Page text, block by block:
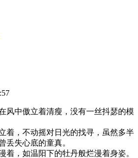
风中傲立着清瘦，没有一丝抖瑟的模
着，不动摇对日光的找寻，虽然多半
丢失心底的童真。
着，如温阳下的牡丹般烂漫着身姿。